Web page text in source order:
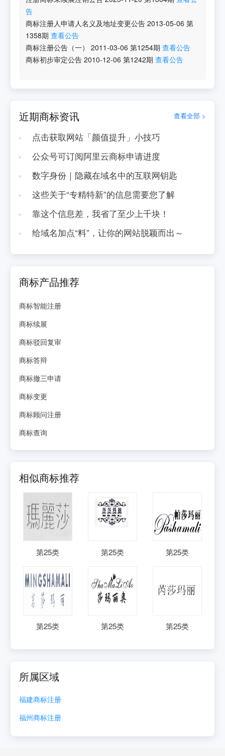
告
商标注册人申请人名义及地址变更公告 2013-05-06 第
1358期 查看公告
商标注册公告（一）
2011-03-06 第1254期 查看公告
商标初步审定公告 2010-12-06 第1242期 查看公告
近期商标资讯 查看全部 >
点击获取网站「颜值提升」小技巧
公众号可订阅阿里云商标申请进度
数字身份｜隐藏在域名中的互联网钥匙
这些关于“专精特新”的信息需要您了解
靠这个信息差，我省了至少上千块！
给域名加点“料”，让你的网站脱颖而出～
商标产品推荐
商标智能注册
商标续展
商标驳回复审
商标答辩
商标撤三申请
商标变更
商标顾问注册
商标查询
相似商标推荐
第25类 第25类 第25类
第25类 第25类 第25类
所属区域
福建商标注册
福州商标注册